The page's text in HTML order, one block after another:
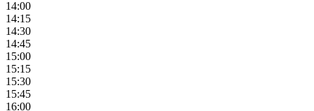
14:00
14:15
14:30
14:45
15:00
15:15
15:30
15:45
16:00